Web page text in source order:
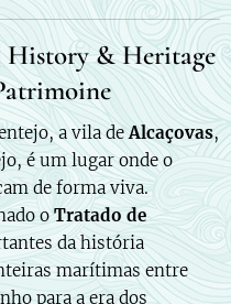
& Heritage
a vila deAlcaçovas,
é um lugar onde o
de forma viva.
o Tratado de
da história
marítimas entre
para a era dos